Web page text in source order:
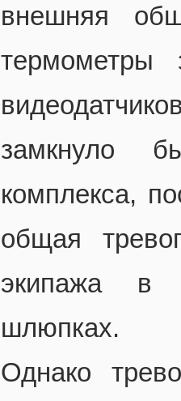
внешняя
термометры
замкнуло
комплекса,
общая
экипажа в
шлюпках.
Однако